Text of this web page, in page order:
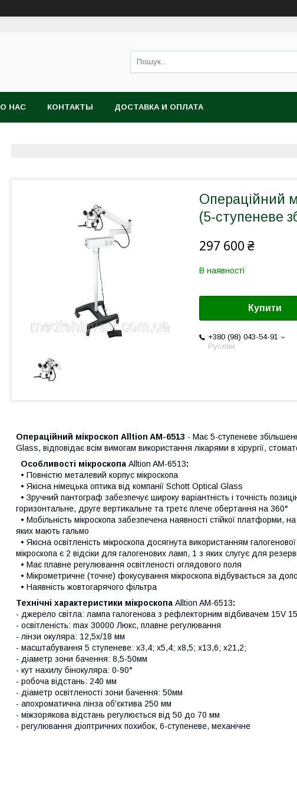
О НАС КОНТАКТЫ ДОСТАВКА И ОПЛАТА
Операційний
(5-ступеневе
297 600 ₴
В наявності
Купити
+380 (98) 043-54-91
Руслан
Операційний мікроскоп Alltion AM-6513 - Має 5-ступеневе
Glass, відповідає всім вимогам використання лікарями в хірургії,
Особливості мікроскопа Alltion AM-6513:
• Повністю металевий корпус мікроскопа
• Якісна німецька оптика від компанії Schott Оptical Glass
• Зручний пантограф забезпечує широку варіантність і точність
горизонтальне, друге вертикальне та третє плече обертання на 360°
• Мобільність мікроскопа забезпечена наявності стійкої платформи,
яких мають гальмо
• Якісна освітленість мікроскопа досягнута використанням
мікроскопа є 2 відсіки для галогенових ламп, 1 з яких слугує для
• Має плавне регулювання освітленості оглядового поля
• Мікрометричне (точне) фокусування мікроскопа відбувається за
• Наявність жовтогарячого фільтра
Технічні характеристики мікроскопа Alltion AM-6513:
- джерело світла: лампа галогенова з рефлекторним відбивачем 15V
- освітленість: max 30000 Люкс, плавне регулювання
- лінзи окуляра: 12,5x/18 мм
- масштабування 5 ступеневе: х3,4; х5,4; х8,5; х13,6; х21,2;
- діаметр зони бачення: 8,5-50мм
- кут нахилу бінокуляра: 0-90°
- робоча відстань: 240 мм
- діаметр освітленості зони бачення: 50мм
- апохроматична лінза об'єктива 250 мм
- міжзорякова відстань регулюється від 50 до 70 мм
- регулювання діоптричних похибок, 6-ступеневе, механічне